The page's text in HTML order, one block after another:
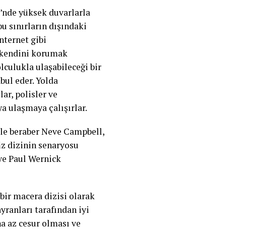
yüksek duvarlarla
dışındaki
gibi
korumak
ulaşabileceği bir
eder. Yolda
polisler ve
ulaşmaya çalışırlar.
beraber Neve Campbell,
dizinin senaryosu
Paul Wernick
macera dizisi olarak
tarafından iyi
az cesur olması ve